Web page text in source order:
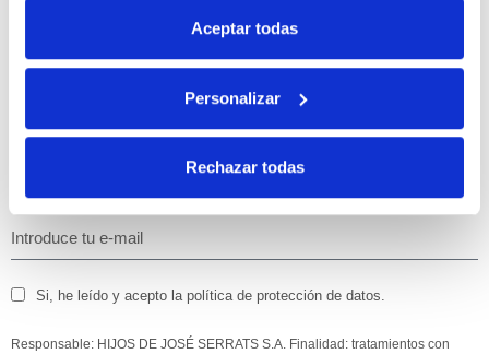
Aceptar todas
Personalizar
Rechazar todas
con tu primera compra.
disfruta deun 10% de descuentoen tu primera compra.
Si, he leído y acepto la política de protección de datos.
Responsable: HIJOS DE JOSÉ SERRATS S.A. Finalidad: tratamientos con